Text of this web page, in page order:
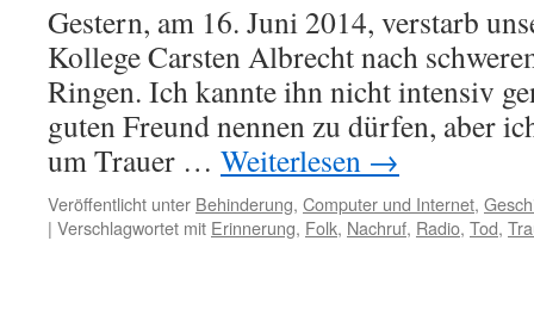
Gestern, am 16. Juni 2014, verstarb
Kollege Carsten Albrecht nach
Ringen. Ich kannte ihn nicht intensiv
guten Freund nennen zu dürfen, aber
um Trauer … Weiterlesen →
Veröffentlicht unter Behinderung, Computer und Internet,
| Verschlagwortet mit Erinnerung, Folk, Nachruf, Radio, Tod,